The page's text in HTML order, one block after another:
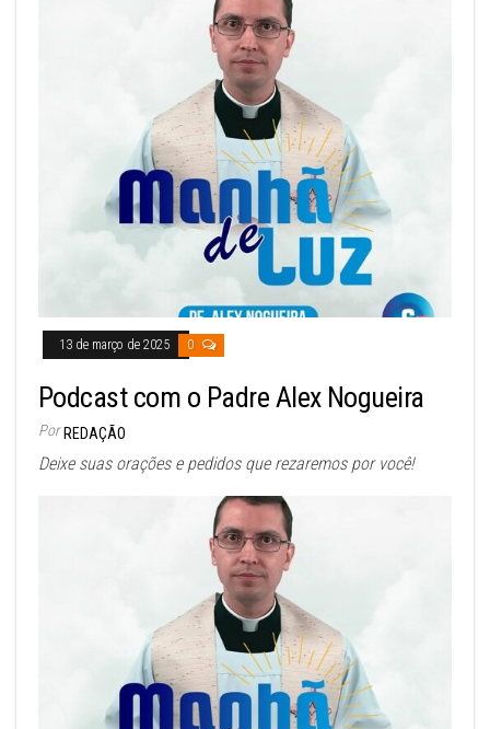
13 de março de 2025 0
Podcast com o Padre Alex Nogueira
Por REDAÇÃO
Deixe suas orações e pedidos que rezaremos por você!